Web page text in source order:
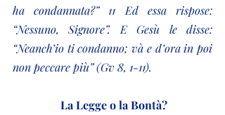
ha condannata?” 11 Ed essa rispose:
“Nessuno, Signore”. E Gesù le disse:
“Neanch’io ti condanno; và e d’ora in poi
non peccare più” (Gv 8, 1-11).
La Legge o la Bontà?